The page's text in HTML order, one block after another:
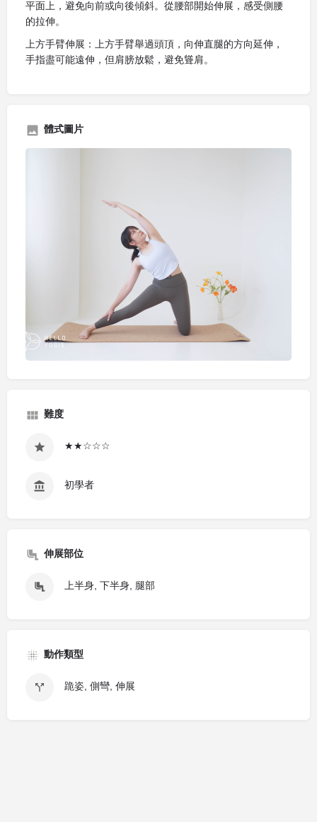
平面上，避免向前或向後傾斜。從腰部開始伸展，感受側腰
的拉伸。
上方手臂伸展：上方手臂舉過頭頂，向伸直腿的方向延伸，
手指盡可能遠伸，但肩膀放鬆，避免聳肩。
體式圖片
難度
★★☆☆☆
初學者
伸展部位
上半身, 下半身, 腿部
動作類型
跪姿, 側彎, 伸展